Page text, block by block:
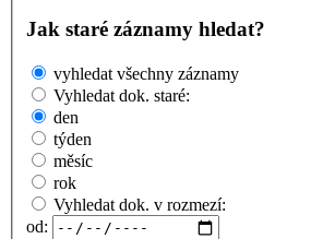
Jak staré záznamy hledat?
vyhledat všechny záznamy
Vyhledat dok. staré:
den
týden
měsíc
rok
Vyhledat dok. v rozmezí:
od: